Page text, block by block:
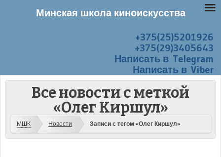
+375(25)5201926
+375(29)3405643
Написать в Telegram
Написать в Viber
Все новости с меткой
«Олег Киршул»
МШК Новости Записи с тегом «Олег Киршул»
Минская школа киноискусства